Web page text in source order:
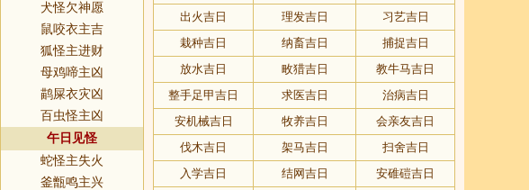
犬怪欠神愿
鼠咬衣主吉
狐怪主进财
母鸡啼主凶
鹋屎衣灾凶
百虫怪主凶
午日见怪
蛇怪主失火
釜甑鸣主兴
出火吉日
理发吉日
习艺吉日
栽种吉日
纳畜吉日
捕捉吉日
放水吉日
畋猎吉日
教牛马吉日
整手足甲吉日
求医吉日
治病吉日
安机械吉日
牧养吉日
会亲友吉日
伐木吉日
架马吉日
扫舍吉日
入学吉日
结网吉日
安碓磑吉日